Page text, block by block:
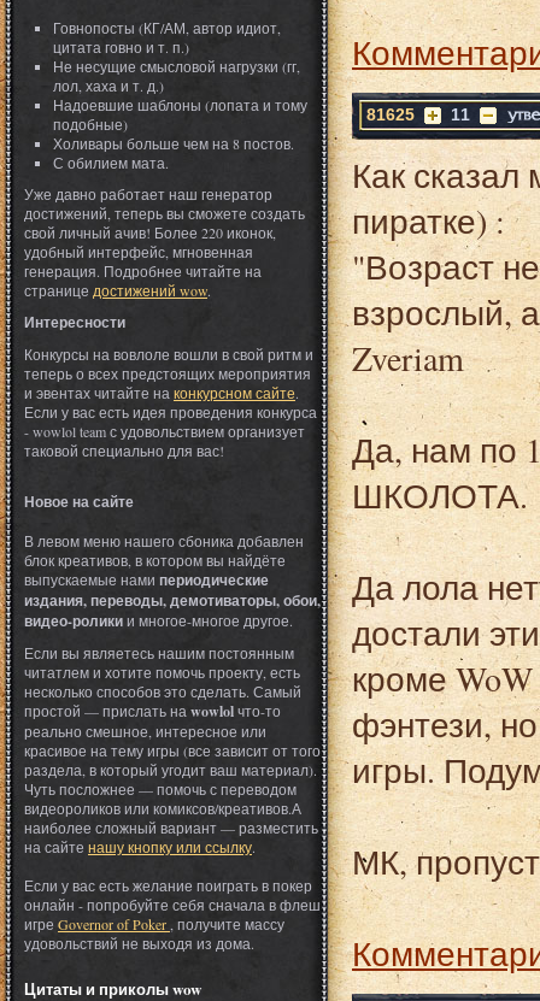
81625 11
Как сказал
пиратке) :
"Возраст
взрослый,
Zveriam
Да, нам по
ШКОЛОТА.
Да лола
достали
кроме
фэнтези,
игры.
МК,
Говнопосты (КГ/АМ, автор идиот,
цитата говно и т. п.)
Не несущие смысловой нагрузки (гг,
лол, хаха и т. д.)
Надоевшие шаблоны (лопата и тому
подобные)
Холивары больше чем на 8 постов.
С обилием мата.
Уже давно работает наш генератор
достижений, теперь вы сможете создать
свой личный ачив! Более 220 иконок,
удобный интерфейс, мгновенная
генерация. Подробнее читайте на
странице достижений wow.
Интересности
Конкурсы на вовлоле вошли в свой ритм и
теперь о всех предстоящих мероприятия
и эвентах читайте на конкурсном сайте.
Если у вас есть идея проведения конкурса
- wowlol team с удовольствием организует
таковой специально для вас!
Новое на сайте
В левом меню нашего сбоника добавлен
блок креативов, в котором вы найдёте
выпускаемые нами периодические
издания, переводы, демотиваторы, обои,
видео-роликии многое-многое другое.
Если вы являетесь нашим постоянным
читатлем и хотите помочь проекту, есть
несколько способов это сделать. Самый
простой — прислать на wowlolчто-то
реально смешное, интересное или
красивое на тему игры (все зависит от того
раздела, в который угодит ваш материал).
Чуть посложнее — помочь с переводом
видеороликов или комиксов/креативов.А
наиболее сложный вариант — разместить
на сайте нашу кнопку или ссылку.
Если у вас есть желание поиграть в покер
онлайн - попробуйте себя сначала в флеш
игре Governor of Poker , получите массу
удовольствий не выходя из дома.
Цитаты и приколы wow